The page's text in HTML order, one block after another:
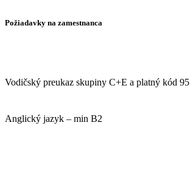
Požiadavky na zamestnanca
Vodičský preukaz skupiny C+E a platný kód 95
Anglický jazyk – min B2